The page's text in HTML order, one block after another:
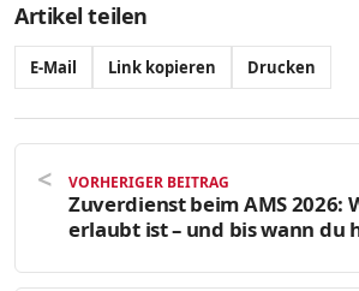
Artikel teilen
E-Mail Link kopieren Drucken
VORHERIGER BEITRAG
Zuverdienst beim AMS 2026:
erlaubt ist – und bis wann du